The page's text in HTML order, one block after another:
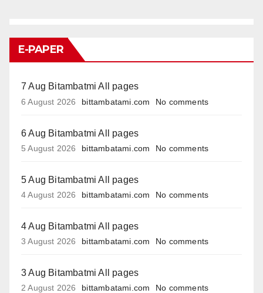
E-PAPER
7 Aug Bitambatmi All pages
6 August 2026 bittambatami.com No comments
6 Aug Bitambatmi All pages
5 August 2026 bittambatami.com No comments
5 Aug Bitambatmi All pages
4 August 2026 bittambatami.com No comments
4 Aug Bitambatmi All pages
3 August 2026 bittambatami.com No comments
3 Aug Bitambatmi All pages
2 August 2026 bittambatami.com No comments